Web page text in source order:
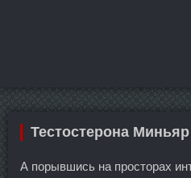
Тестостерона Миньяр
А порывшись на просторах